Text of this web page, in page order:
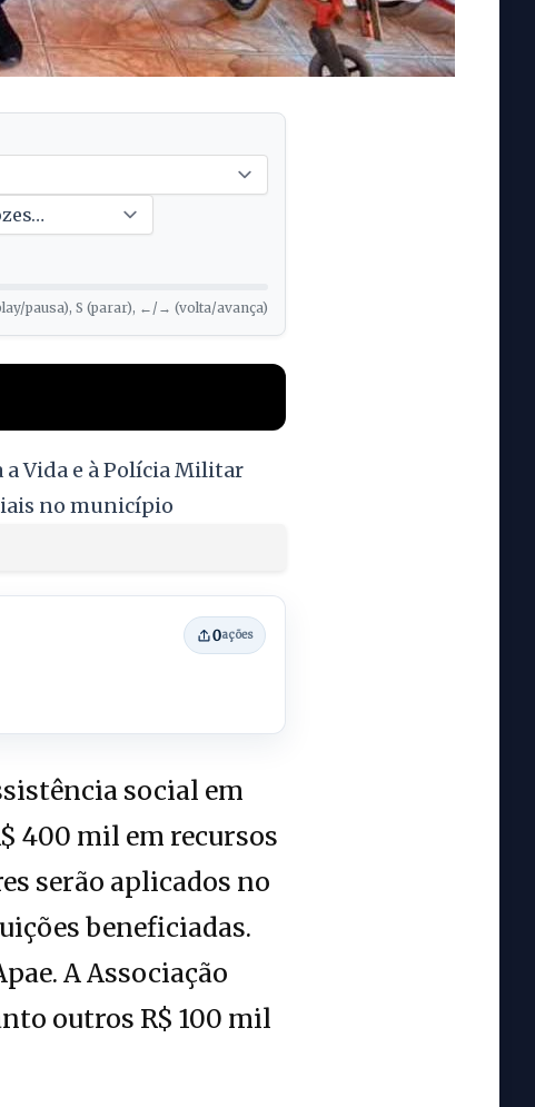
pausa), S (parar), ←/→ (volta/avança)
a Vida e à Polícia Militar
no município
0ações
social em
400 mil em recursos
serão aplicados no
beneficiadas.
A Associação
outros R$ 100 mil